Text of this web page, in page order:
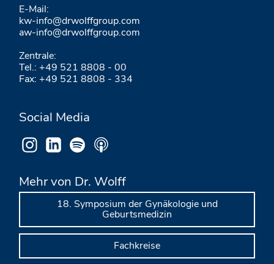
E-Mail:
kw-info@drwolffgroup.com
aw-info@drwolffgroup.com
Zentrale:
Tel.: +49 521 8808 - 00
Fax: +49 521 8808 - 334
Social Media
Mehr von Dr. Wolff
18. Symposium der Gynäkologie und
Geburtsmedizin
Fachkreise